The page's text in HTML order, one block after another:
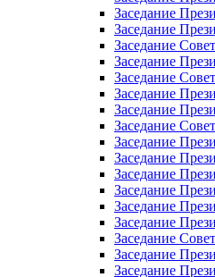
Заседание
Заседание
Заседание
Заседание
Заседание
Заседание
Заседание
Заседание
Заседание
Заседание
Заседание
Заседание
Заседание
Заседание
Заседание
Заседание
Заседание